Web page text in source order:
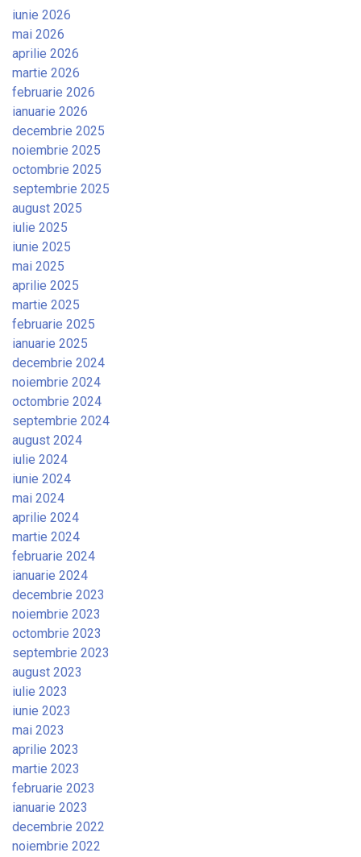
iunie 2026
mai 2026
aprilie 2026
martie 2026
februarie 2026
ianuarie 2026
decembrie 2025
noiembrie 2025
octombrie 2025
septembrie 2025
august 2025
iulie 2025
iunie 2025
mai 2025
aprilie 2025
martie 2025
februarie 2025
ianuarie 2025
decembrie 2024
noiembrie 2024
octombrie 2024
septembrie 2024
august 2024
iulie 2024
iunie 2024
mai 2024
aprilie 2024
martie 2024
februarie 2024
ianuarie 2024
decembrie 2023
noiembrie 2023
octombrie 2023
septembrie 2023
august 2023
iulie 2023
iunie 2023
mai 2023
aprilie 2023
martie 2023
februarie 2023
ianuarie 2023
decembrie 2022
noiembrie 2022